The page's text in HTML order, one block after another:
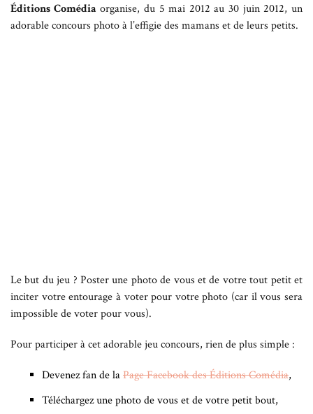
Éditions Comédia organise, du 5 mai 2012 au 30 juin 2012, un
adorable concours photo à l’effigie des mamans et de leurs petits.
Le but du jeu ? Poster une photo de vous et de votre tout petit et
inciter votre entourage à voter pour votre photo (car il vous sera
impossible de voter pour vous).
Pour participer à cet adorable jeu concours, rien de plus simple :
Devenez fan de laPage Facebook des Éditions Comédia,
Téléchargez une photo de vous et de votre petit bout,